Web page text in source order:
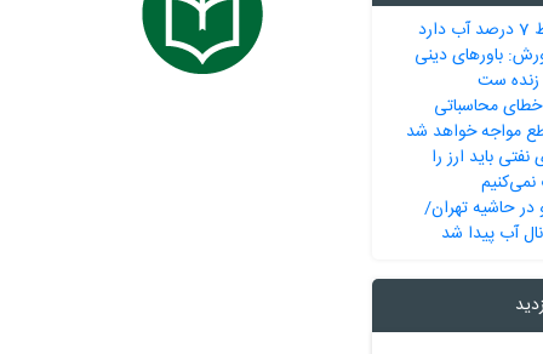
باورهای دینی
زنده ست
خطای محاسباتی
مواجه خواهد شد
باید ارز را
نمی‌کنیم
حاشیه تهران/
آب پیدا شد